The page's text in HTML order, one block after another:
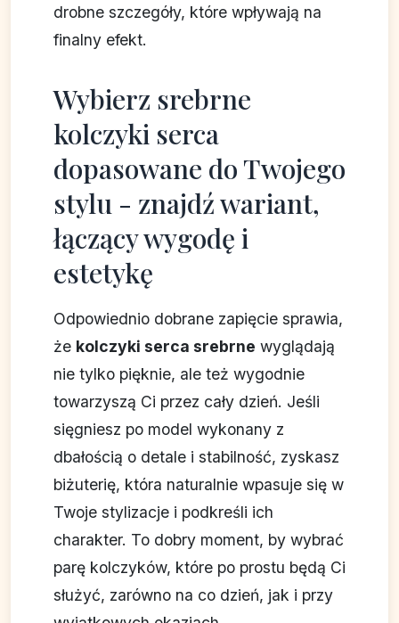
drobne szczegóły, które wpływają na
finalny efekt.
Wybierz srebrne
kolczyki serca
dopasowane do Twojego
stylu - znajdź wariant,
łączący wygodę i
estetykę
Odpowiednio dobrane zapięcie sprawia,
że kolczyki serca srebrne wyglądają
nie tylko pięknie, ale też wygodnie
towarzyszą Ci przez cały dzień. Jeśli
sięgniesz po model wykonany z
dbałością o detale i stabilność, zyskasz
biżuterię, która naturalnie wpasuje się w
Twoje stylizacje i podkreśli ich
charakter. To dobry moment, by wybrać
parę kolczyków, które po prostu będą Ci
służyć, zarówno na co dzień, jak i przy